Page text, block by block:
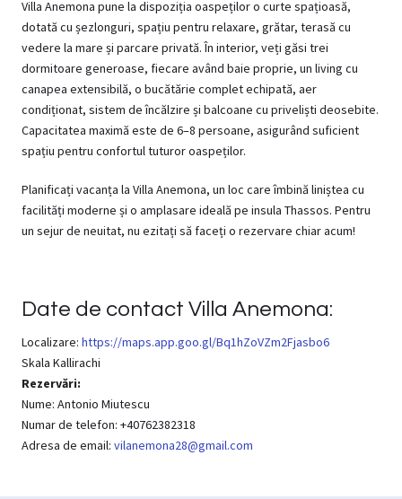
Villa Anemona pune la dispoziția oaspeților o curte spațioasă,
dotată cu șezlonguri, spațiu pentru relaxare, grătar, terasă cu
vedere la mare și parcare privată. În interior, veți găsi trei
dormitoare generoase, fiecare având baie proprie, un living cu
canapea extensibilă, o bucătărie complet echipată, aer
condiționat, sistem de încălzire și balcoane cu priveliști deosebite.
Capacitatea maximă este de 6–8 persoane, asigurând suficient
spațiu pentru confortul tuturor oaspeților.
Planificați vacanța la Villa Anemona, un loc care îmbină liniștea cu
facilități moderne și o amplasare ideală pe insula Thassos. Pentru
un sejur de neuitat, nu ezitați să faceți o rezervare chiar acum!
Date de contact Villa Anemona:
Localizare: https://maps.app.goo.gl/Bq1hZoVZm2Fjasbo6
Skala Kallirachi
Rezervări:
Nume: Antonio Miutescu
Numar de telefon: +40762382318
Adresa de email: vilanemona28@gmail.com